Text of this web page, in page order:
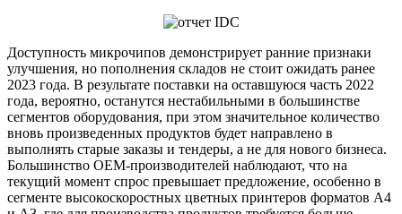
Доступность микрочипов демонстрирует ранние признаки
улучшения, но пополнения складов не стоит ожидать ранее
2023 года. В результате поставки на оставшуюся часть 2022
года, вероятно, останутся нестабильными в большинстве
сегментов оборудования, при этом значительное количество
вновь произведенных продуктов будет направлено в
выполнять старые заказы и тендеры, а не для нового бизнеса.
Большинство OEM-производителей наблюдают, что на
текущий момент спрос превышает предложение, особенно в
сегменте высокоскоростных цветных принтеров форматов A4